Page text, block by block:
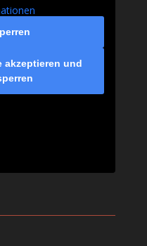
akzeptieren und